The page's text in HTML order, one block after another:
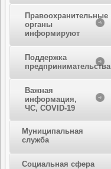
Правоохранительные
органы
информируют
Поддержка
предпринимательства
Важная
информация,
ЧС, COVID-19
Муниципальная
служба
Социальная сфера